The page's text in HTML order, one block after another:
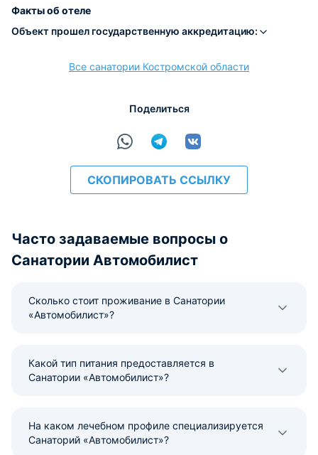
расчёт
Факты об отеле
Объект прошел государственную аккредитацию:
Все санатории Костромской области
Поделиться
СКОПИРОВАТЬ ССЫЛКУ
Часто задаваемые вопросы о
Санатории Автомобилист
Сколько стоит проживание в Санатории
«Автомобилист»?
Какой тип питания предоставляется в
Санатории «Автомобилист»?
На каком лечебном профиле специализируется
Санаторий «Автомобилист»?